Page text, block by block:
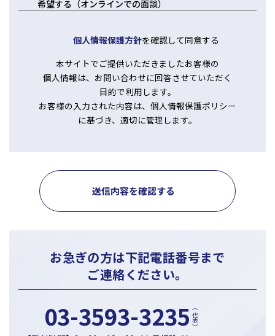
希望する（オンラインでの面談）
個人情報保護方針を確認して同意する
本サイトでご提供いただきましたお客様の
個人情報は、お問い合わせに回答させていただく
目的で利用します。
お客様の入力された内容は、個人情報保護ポリシー
に基づき、適切に管理します。
送信内容を確認する
お急ぎの方は下記電話番号まで
ご連絡ください。
03-3593-3235（代表）